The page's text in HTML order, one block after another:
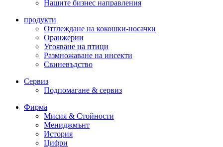
Нашите бизнес направления
продукти
Отглеждане на кокошки-носачки
Оранжерии
Угояване на птици
Размножаване на инсекти
Свиневъдство
Сервиз
Подпомагане & сервиз
Фирма
Мисия & Стойности
Мениджмънт
История
Цифри